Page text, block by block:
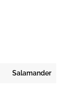
Salamander